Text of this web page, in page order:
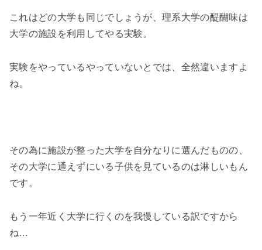
これはどの大学も同じでしょうが、理系大学の醍醐味は
大学の施設を利用してやる実験。
実験をやっているやっていないとでは、全然違いますよ
ね。
その為に施設が整った大学を自分なりに選んだものの、
その大学に通えずにいる子供を見ているのは淋しいもん
です。
もう一年近く大学に行くのを我慢している訳ですから
ね…